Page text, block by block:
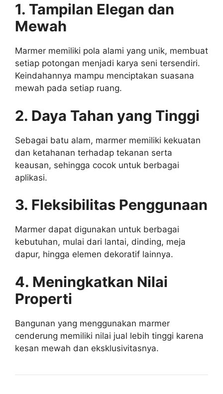
1. Tampilan Elegan dan
Mewah
Marmer memiliki pola alami yang unik, membuat
setiap potongan menjadi karya seni tersendiri.
Keindahannya mampu menciptakan suasana
mewah pada setiap ruang.
2. Daya Tahan yang Tinggi
Sebagai batu alam, marmer memiliki kekuatan
dan ketahanan terhadap tekanan serta
keausan, sehingga cocok untuk berbagai
aplikasi.
3. Fleksibilitas Penggunaan
Marmer dapat digunakan untuk berbagai
kebutuhan, mulai dari lantai, dinding, meja
dapur, hingga elemen dekoratif lainnya.
4. Meningkatkan Nilai
Properti
Bangunan yang menggunakan marmer
cenderung memiliki nilai jual lebih tinggi karena
kesan mewah dan eksklusivitasnya.